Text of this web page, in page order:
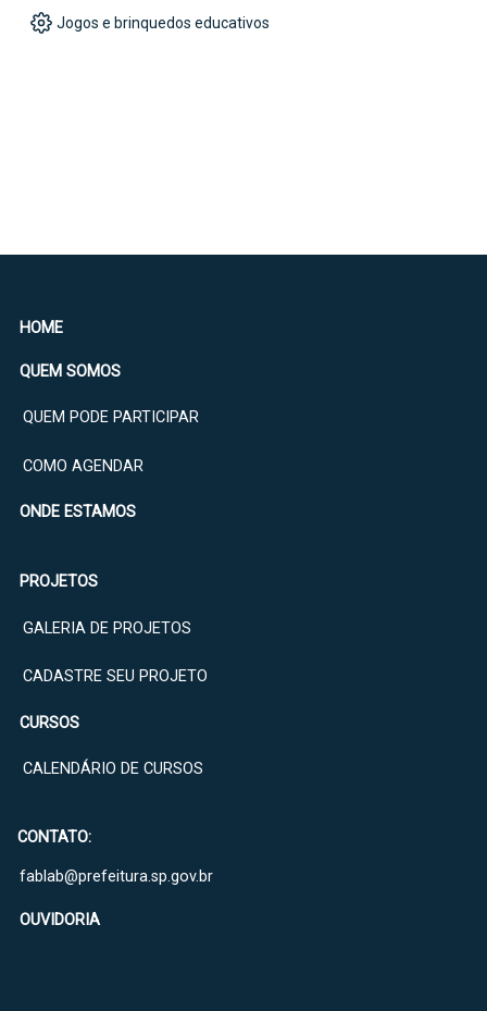
Jogos e brinquedos educativos
HOME
QUEM SOMOS
QUEM PODE PARTICIPAR
COMO AGENDAR
ONDE ESTAMOS
PROJETOS
GALERIA DE PROJETOS
CADASTRE SEU PROJETO
CURSOS
CALENDÁRIO DE CURSOS
CONTATO:
fablab@prefeitura.sp.gov.br
OUVIDORIA